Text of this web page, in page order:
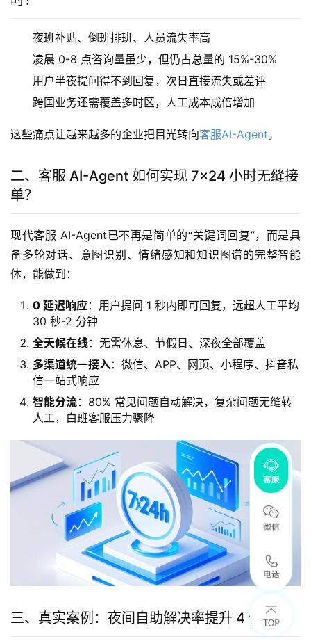
夜班补贴、倒班排班、人员流失率高
凌晨 0-8 点咨询量虽少，但仍占总量的 15%-30%
用户半夜提问得不到回复，次日直接流失或差评
跨国业务还需覆盖多时区，人工成本成倍增加
这些痛点让越来越多的企业把目光转向客服AI-Agent。
二、客服 AI-Agent 如何实现 7×24 小时无缝接
单？
现代客服 AI-Agent已不再是简单的“关键词回复”，而是具
备多轮对话、意图识别、情绪感知和知识图谱的完整智能
体，能做到：
0 延迟响应：用户提问 1 秒内即可回复，远超人工平均
30 秒-2 分钟
全天候在线：无需休息、节假日、深夜全部覆盖
多渠道统一接入：微信、APP、网页、小程序、抖音私
信一站式响应
智能分流：80% 常见问题自动解决，复杂问题无缝转
人工，白班客服压力骤降
三、真实案例：夜间自助解决率提升 4 倍以上